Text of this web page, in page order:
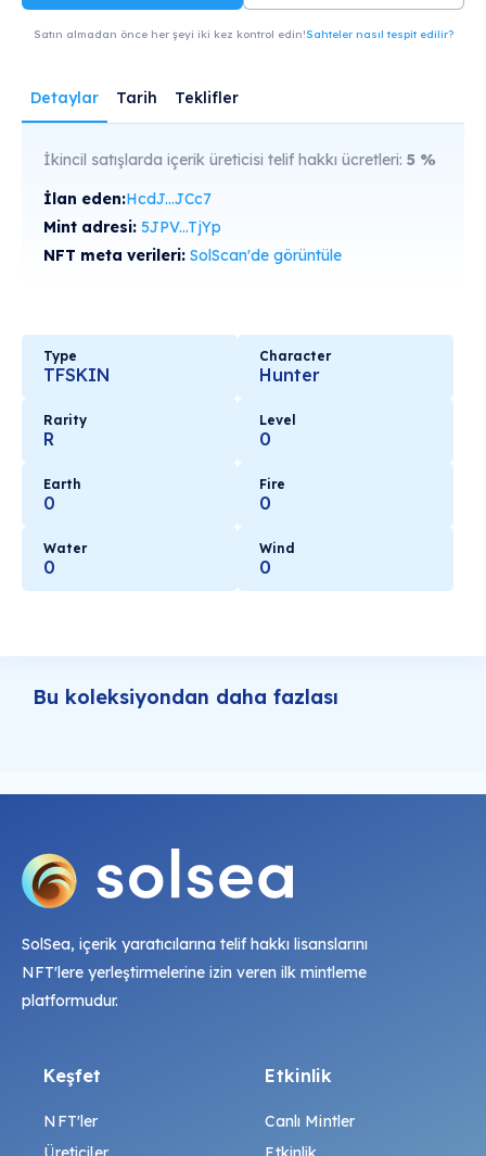
Satın almadan önce her şeyi iki kez kontrol edin!Sahteler nasıl tespit edilir?
Detaylar Tarih Teklifler
İkincil satışlarda içerik üreticisi telif hakkı ücretleri: 5 %
İlan eden:HcdJ...JCc7
Mint adresi: 5JPV...TjYp
NFT meta verileri: SolScan'de görüntüle
Type
TFSKIN
Character
Hunter
Rarity
R
Level
0
Earth
0
Fire
0
Water
0
Wind
0
Bu koleksiyondan daha fazlası
SolSea, içerik yaratıcılarına telif hakkı lisanslarını
NFT'lere yerleştirmelerine izin veren ilk mintleme
platformudur.
Keşfet
NFT'ler
Etkinlik
Canlı Mintler